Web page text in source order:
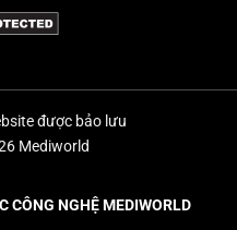
được bảo lưu
Mediworld
CÔNG NGHỆ MEDIWORLD